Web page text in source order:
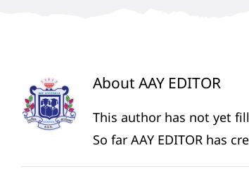
AboutAAY EDITOR
This author has not yet
So far AAY EDITOR has